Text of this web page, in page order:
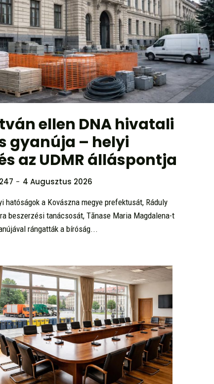
ellen DNA hivatali
gyanúja – helyi
az UDMR álláspontja
- 4 Augusztus 2026
hatóságok a Kovászna megye prefektusát, Ráduly
beszerzési tanácsosát, Tănase Maria Magdalena-t
rángatták a bíróság...